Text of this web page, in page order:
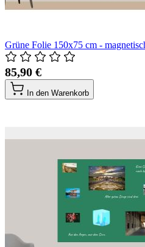
Grüne Folie 150x75 cm -
85,90 €
In den Warenkorb